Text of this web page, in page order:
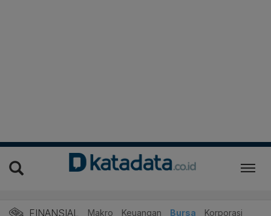
FINANSIAL Makro Keuangan Bursa Korporasi